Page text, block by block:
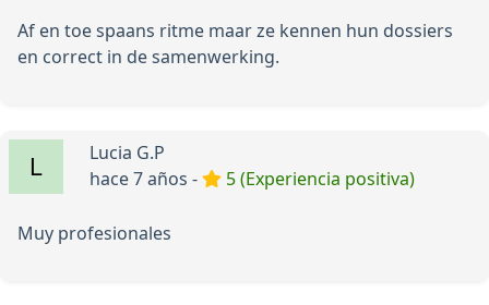
Af en toe spaans ritme maar ze kennen hun dossiers
en correct in de samenwerking.
Lucia G.P
hace 7 años -
5 (Experiencia positiva)
Muy profesionales